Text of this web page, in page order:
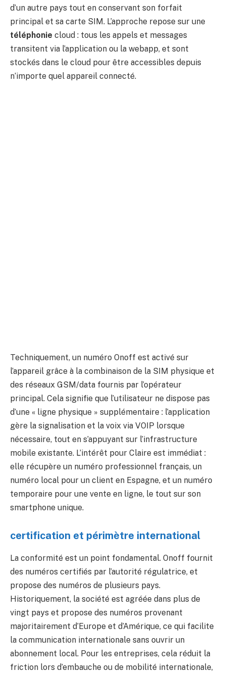
d’un autre pays tout en conservant son forfait
principal et sa carte SIM. L’approche repose sur une
téléphonie cloud : tous les appels et messages
transitent via l’application ou la webapp, et sont
stockés dans le cloud pour être accessibles depuis
n’importe quel appareil connecté.
Techniquement, un numéro Onoff est activé sur
l’appareil grâce à la combinaison de la SIM physique et
des réseaux GSM/data fournis par l’opérateur
principal. Cela signifie que l’utilisateur ne dispose pas
d’une « ligne physique » supplémentaire : l’application
gère la signalisation et la voix via VOIP lorsque
nécessaire, tout en s’appuyant sur l’infrastructure
mobile existante. L’intérêt pour Claire est immédiat :
elle récupère un numéro professionnel français, un
numéro local pour un client en Espagne, et un numéro
temporaire pour une vente en ligne, le tout sur son
smartphone unique.
certification et périmètre international
La conformité est un point fondamental. Onoff fournit
des numéros certifiés par l’autorité régulatrice, et
propose des numéros de plusieurs pays.
Historiquement, la société est agréée dans plus de
vingt pays et propose des numéros provenant
majoritairement d’Europe et d’Amérique, ce qui facilite
la communication internationale sans ouvrir un
abonnement local. Pour les entreprises, cela réduit la
friction lors d’embauche ou de mobilité internationale,